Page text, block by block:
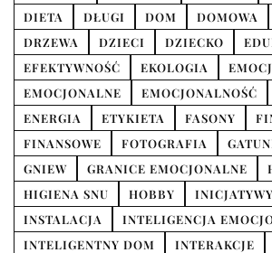
DIETA
DŁUGI DOM DOMOWA
DRZEWA
DZIECI DZIECKO
EFEKTYWNOŚĆ
EKOLOGIA
EMOCJONALNE
EMOCJONALNOŚĆ
ENERGIA
ETYKIETA FASONY
FINANSOWE
FOTOGRAFIA
GNIEW
GRANICE EMOCJONALNE
HIGIENA SNU
HOBBY INICJATYWY
INSTALACJA
INTELIGENCJA
INTELIGENTNY DOM
INTERAKCJE